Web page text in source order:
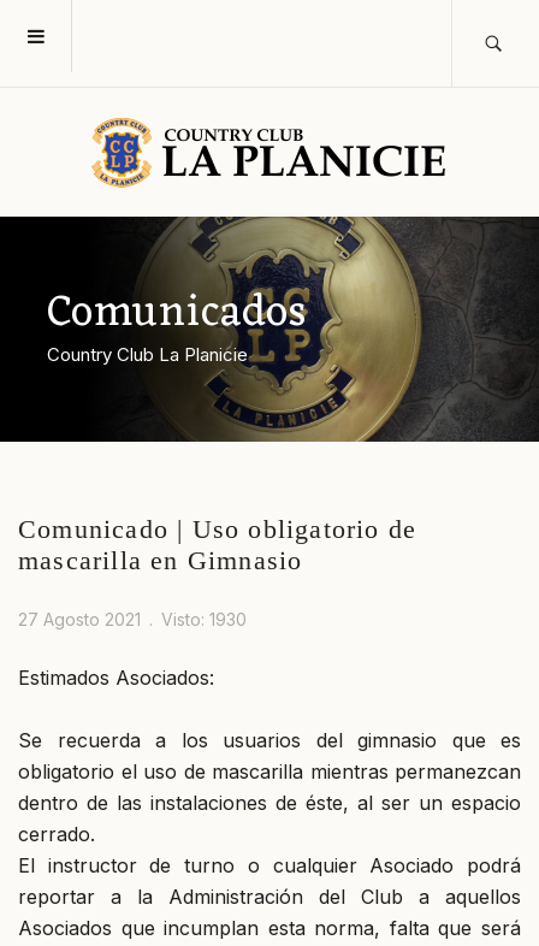
Comunicados
Country Club La Planicie
Comunicado | Uso obligatorio de
mascarilla en Gimnasio
27 Agosto 2021 Visto: 1930
Estimados Asociados:
Se recuerda a los usuarios del gimnasio que es
obligatorio el uso de mascarilla mientras permanezcan
dentro de las instalaciones de éste, al ser un espacio
cerrado.
El instructor de turno o cualquier Asociado podrá
reportar a la Administración del Club a aquellos
Asociados que incumplan esta norma, falta que será